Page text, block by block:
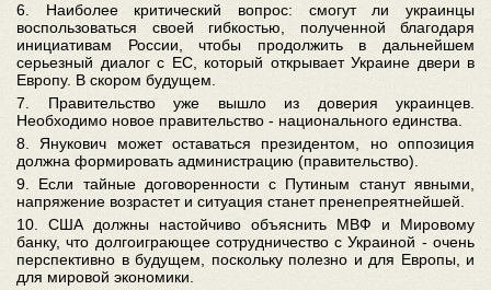
6. Наиболее критический вопрос: смогут ли украинцы
воспользоваться своей гибкостью, полученной благодаря
инициативам России, чтобы продолжить в дальнейшем
серьезный диалог с ЕС, который открывает Украине двери в
Европу. В скором будущем.
7. Правительство уже вышло из доверия украинцев.
Необходимо новое правительство - национального единства.
8. Янукович может оставаться президентом, но оппозиция
должна формировать администрацию (правительство).
9. Если тайные договоренности с Путиным станут явными,
напряжение возрастет и ситуация станет пренепреятнейшей.
10. США должны настойчиво объяснить МВФ и Мировому
банку, что долгоиграющее сотрудничество с Украиной - очень
перспективно в будущем, поскольку полезно и для Европы, и
для мировой экономики.